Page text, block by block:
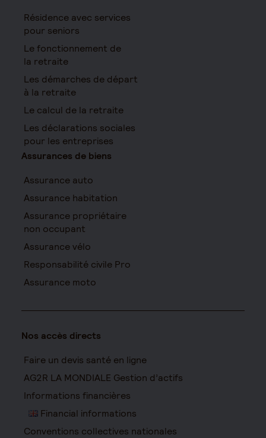
Résidence avec services
pour seniors
Le fonctionnement de
la retraite
Les démarches de départ
à la retraite
Le calcul de la retraite
Les déclarations sociales
pour les entreprises
Assurances de biens
Assurance auto
Assurance habitation
Assurance propriétaire
non occupant
Assurance vélo
Responsabilité civile Pro
Assurance moto
Nos accès directs
Faire un devis santé en ligne
AG2R LA MONDIALE Gestion d’actifs
Informations financières
Financial informations
Conventions collectives nationales